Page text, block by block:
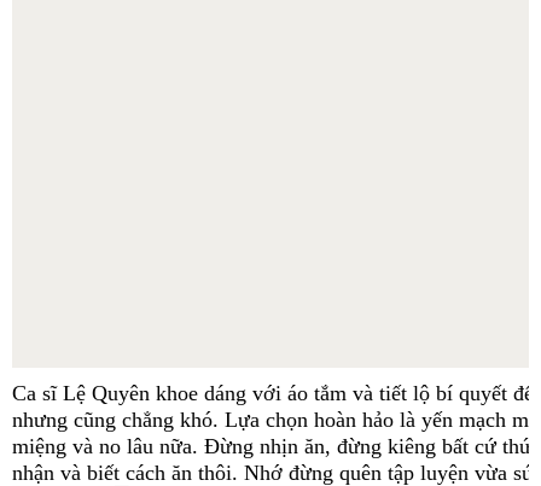
Ca sĩ Lệ Quyên khoe dáng với áo tắm và tiết lộ bí quyết
nhưng cũng chẳng khó. Lựa chọn hoàn hảo là yến mạch
miệng và no lâu nữa. Đừng nhịn ăn, đừng kiêng bất cứ thứ
nhận và biết cách ăn thôi. Nhớ đừng quên tập luyện vừa